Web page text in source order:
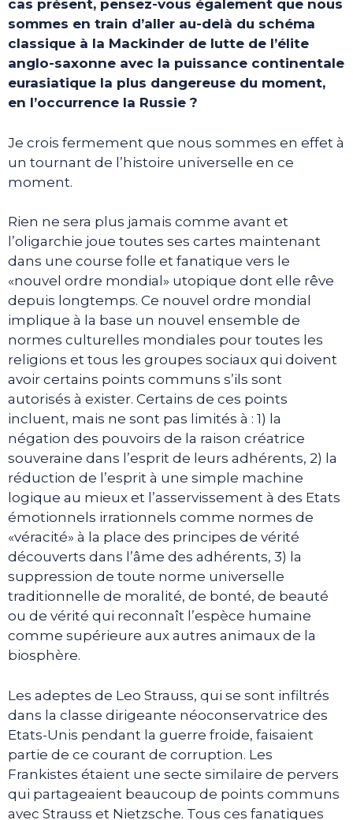
cas présent, pensez-vous également que nous
sommes en train d’aller au-delà du schéma
classique à la Mackinder de lutte de l’élite
anglo-saxonne avec la puissance continentale
eurasiatique la plus dangereuse du moment,
en l’occurrence la Russie ?
Je crois fermement que nous sommes en effet à
un tournant de l’histoire universelle en ce
moment.
Rien ne sera plus jamais comme avant et
l’oligarchie joue toutes ses cartes maintenant
dans une course folle et fanatique vers le
«nouvel ordre mondial» utopique dont elle rêve
depuis longtemps. Ce nouvel ordre mondial
implique à la base un nouvel ensemble de
normes culturelles mondiales pour toutes les
religions et tous les groupes sociaux qui doivent
avoir certains points communs s’ils sont
autorisés à exister. Certains de ces points
incluent, mais ne sont pas limités à : 1) la
négation des pouvoirs de la raison créatrice
souveraine dans l’esprit de leurs adhérents, 2) la
réduction de l’esprit à une simple machine
logique au mieux et l’asservissement à des Etats
émotionnels irrationnels comme normes de
«véracité» à la place des principes de vérité
découverts dans l’âme des adhérents, 3) la
suppression de toute norme universelle
traditionnelle de moralité, de bonté, de beauté
ou de vérité qui reconnaît l’espèce humaine
comme supérieure aux autres animaux de la
biosphère.
Les adeptes de Leo Strauss, qui se sont infiltrés
dans la classe dirigeante néoconservatrice des
Etats-Unis pendant la guerre froide, faisaient
partie de ce courant de corruption. Les
Frankistes étaient une secte similaire de pervers
qui partageaient beaucoup de points communs
avec Strauss et Nietzsche. Tous ces fanatiques